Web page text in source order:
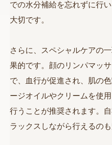
での水分補給を忘れずに行
大切です。
さらに、スペシャルケアの
果的です。顔のリンパマッ
で、血行が促進され、肌の
ージオイルやクリームを使
行うことが推奨されます。
ラックスしながら行えるのも